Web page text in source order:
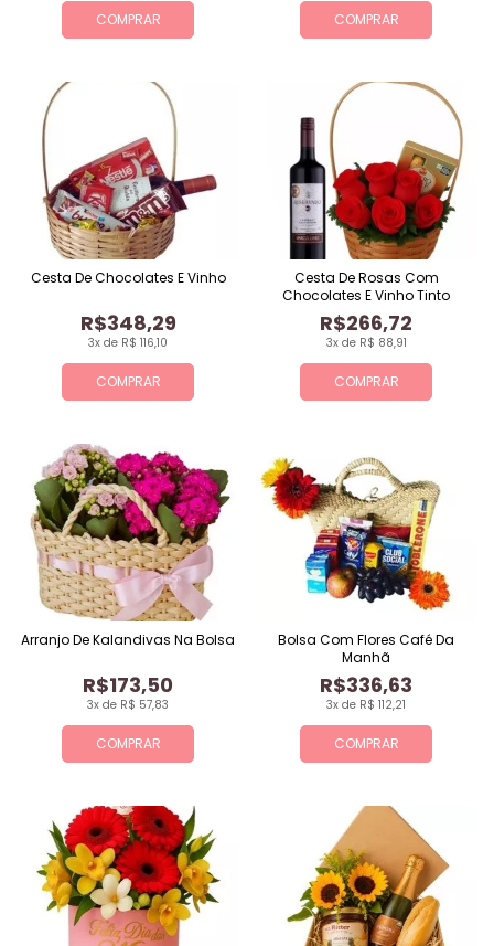
COMPRAR COMPRAR
COMPRAR
3x de R$ 116,10
R$348,29
Cesta De Chocolates E Vinho
COMPRAR
3x de R$ 88,91
R$266,72
Cesta De Rosas Com
Chocolates E Vinho Tinto
COMPRAR
3x de R$ 57,83
R$173,50
Arranjo De Kalandivas Na Bolsa
COMPRAR
3x de R$ 112,21
R$336,63
Bolsa Com Flores Café Da
Manhã